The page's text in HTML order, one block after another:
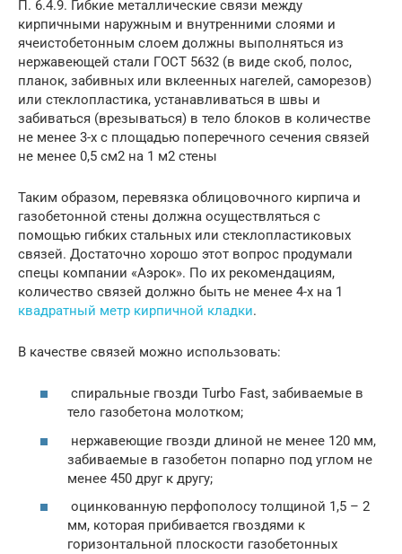
П. 6.4.9. Гибкие металлические связи между
кирпичными наружным и внутренними слоями и
ячеистобетонным слоем должны выполняться из
нержавеющей стали ГОСТ 5632 (в виде скоб, полос,
планок, забивных или вклеенных нагелей, саморезов)
или стеклопластика, устанавливаться в швы и
забиваться (врезываться) в тело блоков в количестве
не менее 3-х с площадью поперечного сечения связей
не менее 0,5 см2 на 1 м2 стены
Таким образом, перевязка облицовочного кирпича и
газобетонной стены должна осуществляться с
помощью гибких стальных или стеклопластиковых
связей. Достаточно хорошо этот вопрос продумали
спецы компании «Аэрок». По их рекомендациям,
количество связей должно быть не менее 4-х на 1
квадратный метр кирпичной кладки.
В качестве связей можно использовать:
спиральные гвозди Turbo Fast, забиваемые в
тело газобетона молотком;
нержавеющие гвозди длиной не менее 120 мм,
забиваемые в газобетон попарно под углом не
менее 450 друг к другу;
оцинкованную перфополосу толщиной 1,5 – 2
мм, которая прибивается гвоздями к
горизонтальной плоскости газобетонных